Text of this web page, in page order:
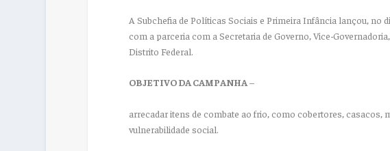
A Subchefia de Políticas Sociais e Primeira Infância lançou, no
com a parceria com a Secretaria de Governo, Vice-
Distrito Federal.
OBJETIVO DA CAMPANHA–
arrecadar itens de combate ao frio, como cobertores, casacos,
vulnerabilidade social.